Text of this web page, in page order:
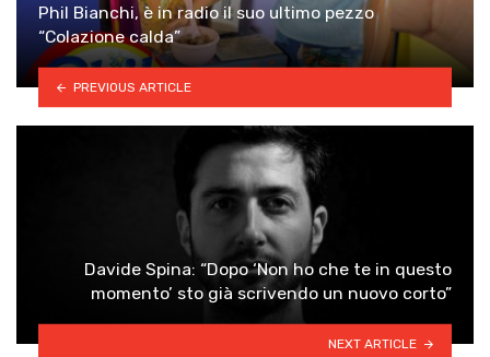
Phil Bianchi, è in radio il suo ultimo pezzo
“Colazione calda”
PREVIOUS ARTICLE
Davide Spina: “Dopo ‘Non ho che te in questo
momento’ sto già scrivendo un nuovo corto”
NEXT ARTICLE